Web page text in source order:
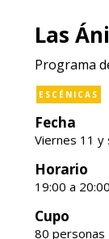
Las
Programa
ESCÉNICAS
Fecha
Viernes 11 y
Horario
19:00 a 20:00
Cupo
80 personas